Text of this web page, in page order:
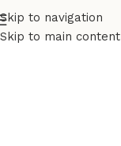
Skip to navigation
Skip to main content
Home